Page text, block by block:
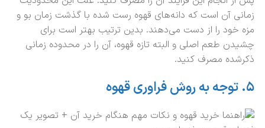
زمانی آن است که دانه‌های قهوه رست شده با گذشت زمان بو و
مزه خود را از دست می‌دهند. بدین ترتیب بهتر است برای
چشیدن طعم اصلی و البته تازه قهوه، آن را در محدوده زمانی
ذکرشده مصرف کنید.
۵. توجه به روش فراوری قهوه